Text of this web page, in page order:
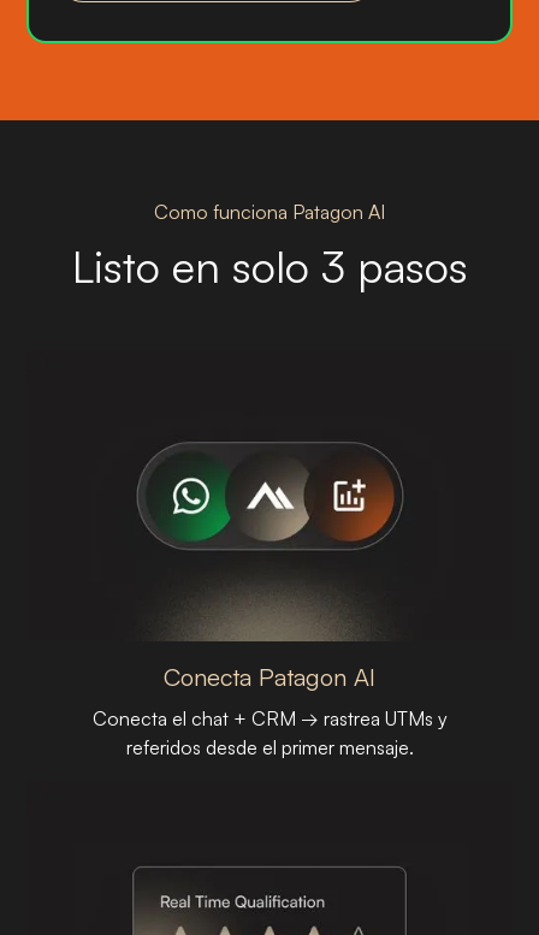
Como funciona Patagon AI
Listo en solo 3 pasos
Conecta Patagon AI
Conecta el chat + CRM → rastrea UTMs y
referidos desde el primer mensaje.